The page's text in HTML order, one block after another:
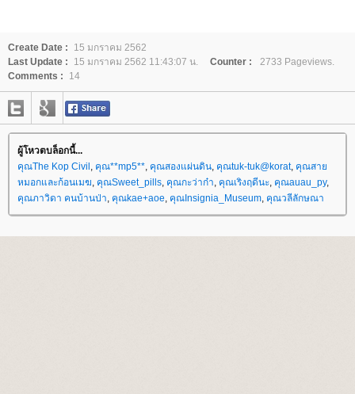
Create Date :
15 มกราคม 2562
Last Update :
15 มกราคม 2562 11:43:07 น. Counter :
2733 Pageviews.
Comments :
14
ผู้โหวตบล็อกนี้...
คุณThe Kop Civil , คุณ**mp5**, คุณสองแผ่นดิน, คุณtuk-tuk@korat, คุณสา
หมอกและก้อนเมฆ, คุณSweet_pills, คุณกะว่าก๋า, คุณเริงฤดีนะ, คุณauau_py,
คุณภาวิดา คนบ้านป่า, คุณkae+aoe, คุณInsignia_Museum, คุณวลีลักษณา